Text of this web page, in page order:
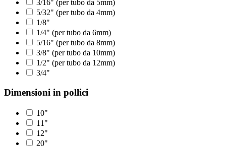
3/16" (per tubo da 5mm)
5/32" (per tubo da 4mm)
1/8"
1/4" (per tubo da 6mm)
5/16" (per tubo da 8mm)
3/8" (per tubo da 10mm)
1/2" (per tubo da 12mm)
3/4"
Dimensioni in pollici
10"
11"
12"
20"